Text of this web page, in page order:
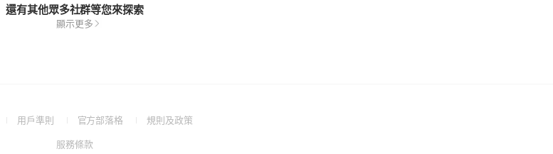
還有其他眾多社群等您來探索
顯示更多
(Open用戶準則
(Open
a
官方部落格
(Open規則及政策(Open
服務條款(Open